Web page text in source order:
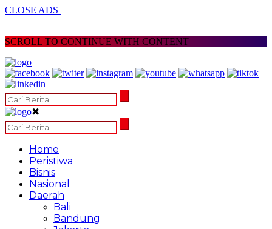
CLOSE ADS
SCROLL TO CONTINUE WITH CONTENT
✖
Home
Peristiwa
Bisnis
Nasional
Daerah
Bali
Bandung